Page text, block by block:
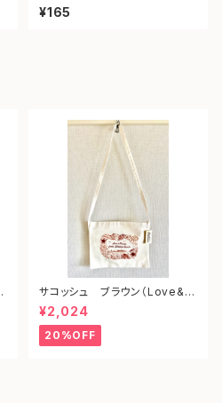
ツ）
¥165
サコッシュ ブラウン（Love&p
eace from shonan)
¥2,024
20%OFF